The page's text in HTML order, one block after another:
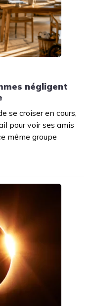
négligent
se croiser en cours,
pour voir ses amis
même groupe